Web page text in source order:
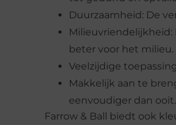
Duurzaamheid: De
Milieuvriendelijkheid:
beter voor het milieu.
Veelzijdige
Makkelijk aan te
eenvoudiger dan ooit.
Farrow & Ball biedt ook